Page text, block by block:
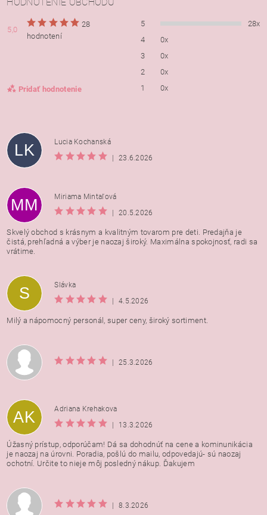
5,0
28
hodnotení
Pridať hodnotenie
5
28x
4
0x
3
0x
2
0x
1
0x
Vložením hodnotenie súhlasíte s
osobných údajov
LK
Lucia Kochanská
|
23.6.2026
MM
Miriama Mintaľová
|
20.5.2026
Skvelý obchod s krásnym a kvalitným tovarom pre deti. Predajňa je
čistá, prehľadná a výber je naozaj široký. Maximálna spokojnosť, radi sa
vrátime.
S
Slávka
|
4.5.2026
Milý a nápomocný personál, super ceny, široký sortiment.
| 25.3.2026
AK
Adriana Krehakova
|
13.3.2026
Úžasný prístup, odporúčam! Dá sa dohodnúť na cene a kominunikácia
je naozaj na úrovni. Poradia, pošlú do mailu, odpovedajú- sú naozaj
ochotní. Určite to nieje môj posledný nákup. Ďakujem
| 8.3.2026